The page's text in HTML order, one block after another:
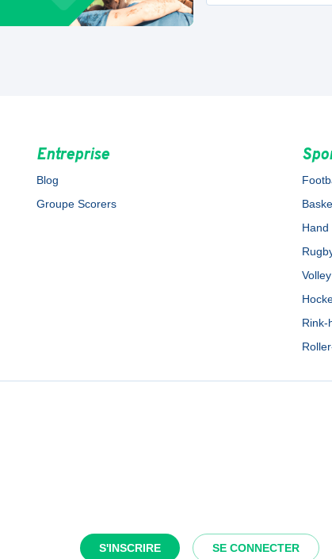
S'INSCRIRE SE CONNECTER
Entreprise
Blog
Groupe Scorers
Hand
Volley
Rink-